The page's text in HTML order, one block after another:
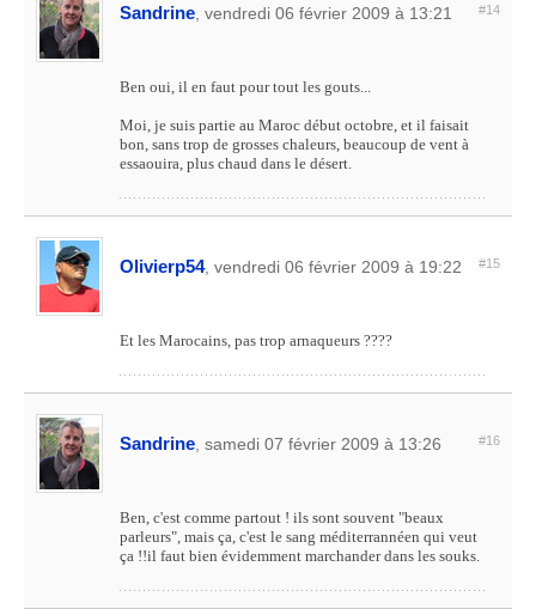
Sandrine , vendredi 06 février 2009 à 13:21 #14
Ben oui, il en faut pour tout les gouts...
Moi, je suis partie au Maroc début octobre, et il faisait
bon, sans trop de grosses chaleurs, beaucoup de vent à
essaouira, plus chaud dans le désert.
Olivierp54, vendredi 06 février 2009 à 19:22 #15
Et les Marocains, pas trop arnaqueurs ????
Sandrine , samedi 07 février 2009 à 13:26 #16
Ben, c'est comme partout ! ils sont souvent "beaux
parleurs", mais ça, c'est le sang méditerrannéen qui veut
ça !!il faut bien évidemment marchander dans les souks.